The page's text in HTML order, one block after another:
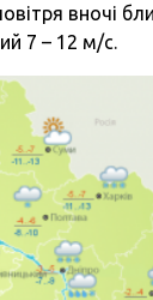
вночі
7 – 12 м/с.